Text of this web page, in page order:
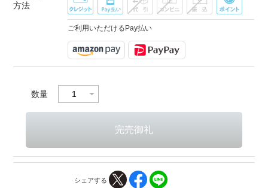
方法
ご利用いただけるPay払い
数量
シェアする